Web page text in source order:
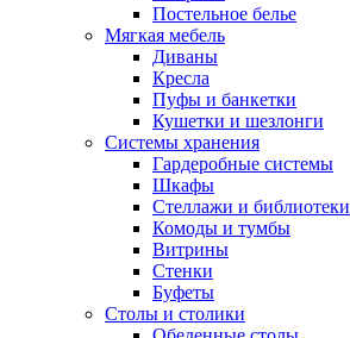
Постельное белье
Мягкая мебель
Диваны
Кресла
Пуфы и банкетки
Кушетки и шезлонги
Системы хранения
Гардеробные системы
Шкафы
Стеллажи и библиотеки
Комоды и тумбы
Витрины
Стенки
Буфеты
Столы и столики